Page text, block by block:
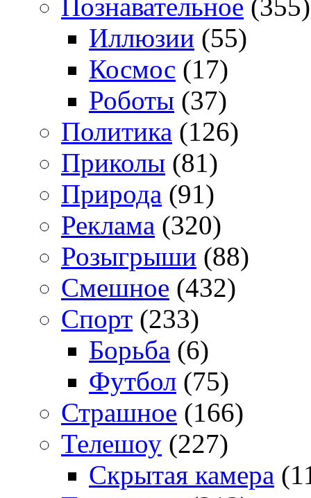
Познавательное (355)
Иллюзии (55)
Космос (17)
Роботы (37)
Политика (126)
Приколы (81)
Природа (91)
Реклама (320)
Розыгрыши (88)
Смешное (432)
Спорт (233)
Борьба (6)
Футбол (75)
Страшное (166)
Телешоу (227)
Скрытая камера